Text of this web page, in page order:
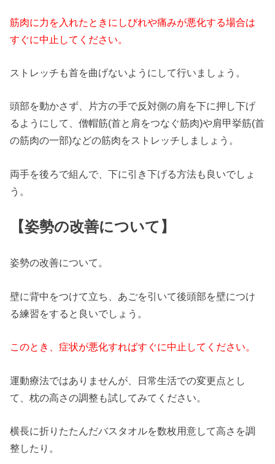
筋肉に力を入れたときにしびれや痛みが悪化する場合は
すぐに中止してください。
ストレッチも首を曲げないようにして行いましょう。
頭部を動かさず、片方の手で反対側の肩を下に押し下げ
るようにして、僧帽筋(首と肩をつなぐ筋肉)や肩甲挙筋(首
の筋肉の一部)などの筋肉をストレッチしましょう。
両手を後ろで組んで、下に引き下げる方法も良いでしょ
う。
【姿勢の改善について】
姿勢の改善について。
壁に背中をつけて立ち、あごを引いて後頭部を壁につけ
る練習をすると良いでしょう。
このとき、症状が悪化すればすぐに中止してください。
運動療法ではありませんが、日常生活での変更点とし
て、枕の高さの調整も試してみてください。
横長に折りたたんだバスタオルを数枚用意して高さを調
整したり。